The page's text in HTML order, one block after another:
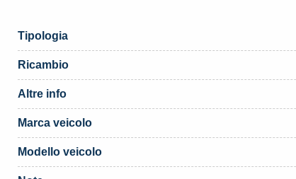
Tipologia
Ricambio
Altre info
Marca veicolo
Modello veicolo